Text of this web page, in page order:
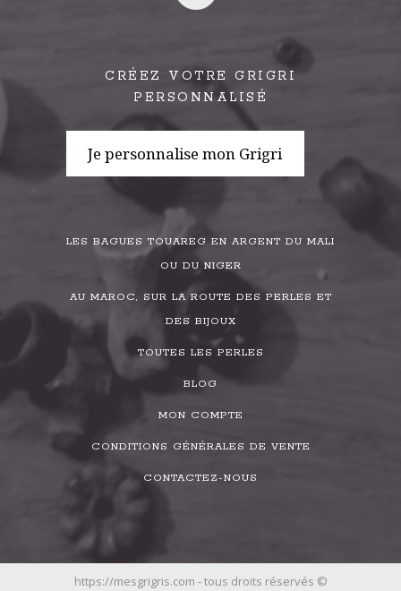
CRÉEZ VOTRE GRIGRI
PERSONNALISÉ
Je personnalise mon Grigri
LES BAGUES TOUAREG EN ARGENT DU MALI
OU DU NIGER
AU MAROC, SUR LA ROUTE DES PERLES ET
DES BIJOUX
TOUTES LES PERLES
BLOG
MON COMPTE
CONDITIONS GÉNÉRALES DE VENTE
CONTACTEZ-NOUS
https://mesgrigris.com - tous droits réservés ©